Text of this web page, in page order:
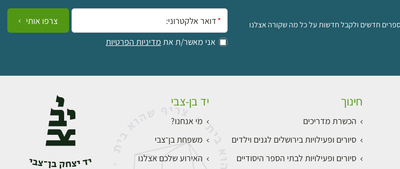
ספרים חדשים ולקבל חדשות על כל מה שקורה אצלנו
אימייל:
אני מאשר/ת את מדיניות הפרטיות
צרפו אותי
חינוך
הכשרת מדריכים
סיורים ופעילויות בירושלים לגנים וילדים
סיורים ופעילויות לבתי הספר היסודיים
יד בן-צבי
מי אנחנו?
משפחת בן־צבי
האירוע שלכם אצלנו